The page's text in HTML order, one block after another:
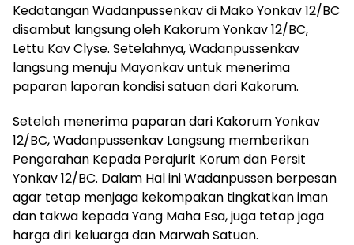
Kedatangan Wadanpussenkav di Mako Yonkav 12/BC
disambut langsung oleh Kakorum Yonkav 12/BC,
Lettu Kav Clyse. Setelahnya, Wadanpussenkav
langsung menuju Mayonkav untuk menerima
paparan laporan kondisi satuan dari Kakorum.
Setelah menerima paparan dari Kakorum Yonkav
12/BC, Wadanpussenkav Langsung memberikan
Pengarahan Kepada Perajurit Korum dan Persit
Yonkav 12/BC. Dalam Hal ini Wadanpussen berpesan
agar tetap menjaga kekompakan tingkatkan iman
dan takwa kepada Yang Maha Esa, juga tetap jaga
harga diri keluarga dan Marwah Satuan.